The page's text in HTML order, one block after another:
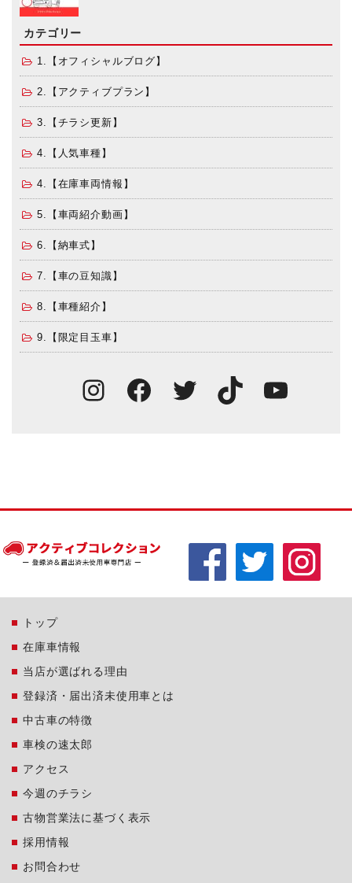
カテゴリー
1.【オフィシャルブログ】
2.【アクティブプラン】
3.【チラシ更新】
4.【人気車種】
4.【在庫車両情報】
5.【車両紹介動画】
6.【納車式】
7.【車の豆知識】
8.【車種紹介】
9.【限定目玉車】
Instagram
Facebook
TwitterTikTok
トップ
在庫車情報
当店が選ばれる理由
登録済・届出済未使用車とは
中古車の特徴
車検の速太郎
アクセス
今週のチラシ
古物営業法に基づく表示
採用情報
お問合わせ